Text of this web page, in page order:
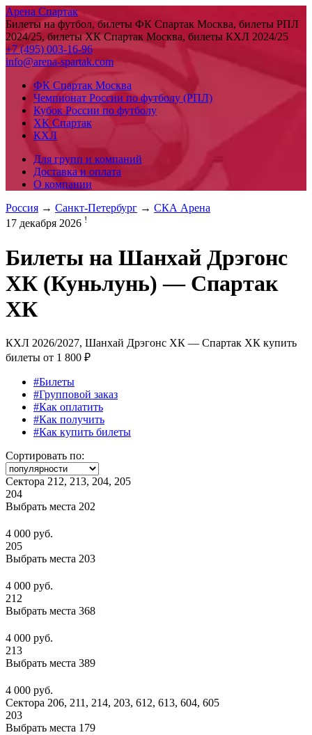
Арена Спартак
Билеты на футбол, билеты ФК Спартак Москва, билеты РПЛ
2024/25, билеты ХК Спартак Москва, билеты КХЛ 2024/25
+7 (495) 003-16-96
info@arena-spartak.com
ФК Спартак Москва
Чемпионат России по футболу (РПЛ)
Кубок России по футболу
ХК Спартак
КХЛ
Для групп и компаний
Доставка и оплата
О компании
Россия → Санкт-Петербург → СКА Арена
17 декабря 2026 !
Билеты на Шанхай Дрэгонс
ХК (Куньлунь) — Спартак
ХК
КХЛ 2026/2027, Шанхай Дрэгонс ХК — Спартак ХК купить
билеты от 1 800 ₽
#Билеты
#Групповой заказ
#Как оплатить
#Как получить
#Как купить билеты
Сортировать по:
Сектора 212, 213, 204, 205
204
Выбрать места 202
4 000 руб.
205
Выбрать места 203
4 000 руб.
212
Выбрать места 368
4 000 руб.
213
Выбрать места 389
4 000 руб.
Сектора 206, 211, 214, 203, 612, 613, 604, 605
203
Выбрать места 179